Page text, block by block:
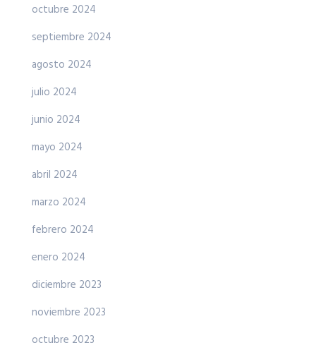
octubre 2024
septiembre 2024
agosto 2024
julio 2024
junio 2024
mayo 2024
abril 2024
marzo 2024
febrero 2024
enero 2024
diciembre 2023
noviembre 2023
octubre 2023